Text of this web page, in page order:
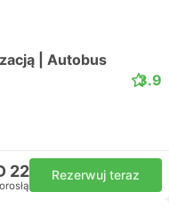
| Autobus
3.9
22 Rezerwuj teraz